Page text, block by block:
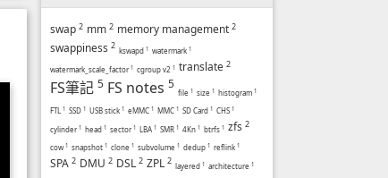
swap 2 mm 2 memory management 2
swappiness 2 kswapd 1 watermark 1
watermark_scale_factor 1 cgroup v2 1 translate 2
FS筆記 5 FS notes 5
file 1 size 1 histogram 1
FTL 1 SSD 1 USB stick 1 eMMC 1 MMC 1 SD Card 1 CHS 1
cylinder 1 head 1 sector 1 LBA 1 SMR 1 4Kn 1 btrfs 1 zfs 2
cow 1 snapshot 1 clone 1 subvolume 1 dedup 1 reflink 1
SPA 2 DMU 2 DSL 2 ZPL 2 layered 1 architecture 1